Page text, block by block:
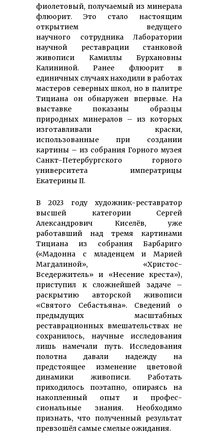
фиолетовый, получаемый из минерала
флюорит. Это стало настоящим
открытием ведущего
научного сотрудника Лаборатории
научной реставрации станковой
живописи Камиллы Бурхановны
Калининой. Ранее флюорит в
единичных случаях находили в работах
мастеров северных школ, но в палитре
Тициана он обнаружен впервые. На
выставке показаны образцы
природных минералов – из которых
изготавливали краски,
использованные при создании
картины – из собрания Горного музея
Санкт-Петербургского горного
универ­ситета императрицы
Екатерины II.
В 2023 году художник-реставратор
высшей категории Сергей
Александрович Киселёв, уже
работавший над тремя картинами
Тициана из собрания Барбариго
(«Мадонна с младенцем и Марией
Магдалиной», «Христос-
Вседержитель» и «Несение креста»),
приступил к сложнейшей задаче –
раскрытию авторской живописи
«Святого Себастьяна». Сведений о
предыдущих масштабных
реставрационных вмешательствах не
сохранилось, научные исследования
лишь намечали путь. Исследования
полотна давали надежду на
предстоящее изменение цветовой
динамики живописи. Работать
приходилось поэтапно, опираясь на
накопленный опыт и профес­
сиональные знания. Необходимо
признать, что полученный результат
превзошёл самые смелые ожидания.